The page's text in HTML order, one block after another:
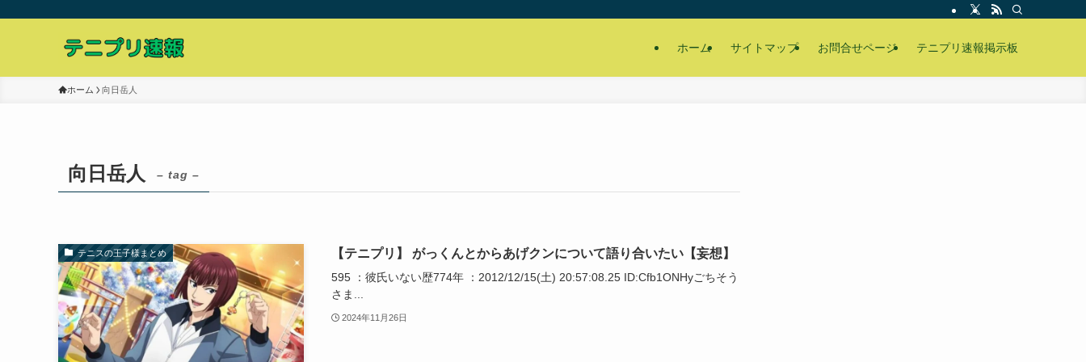
ホーム サイトマップ お問合せページ テニプリ速報掲示板
ホーム 向日岳人
向日岳人 – tag –
テニスの王子様まとめ 【テニプリ】 がっくんとからあげクンについて語り合いたい【妄想】
595 ：彼氏いない歴774年 ：2012/12/15(土) 20:57:08.25 ID:Cfb1ONHyごちそう
さま...
2024年11月26日